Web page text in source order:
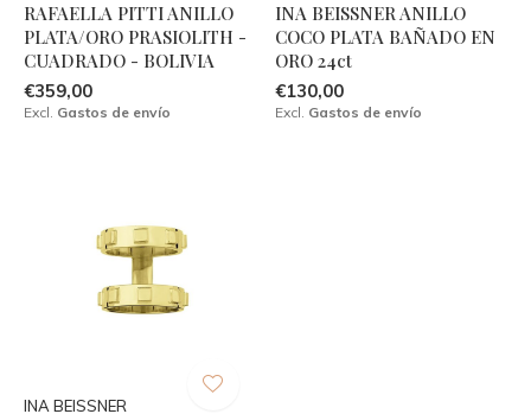
RAFAELLA PITTI ANILLO
PLATA/ORO PRASIOLITH -
CUADRADO - BOLIVIA
€359,00
Excl. Gastos de envío
INA BEISSNER ANILLO
COCO PLATA BAÑADO EN
ORO 24ct
€130,00
Excl. Gastos de envío
INA BEISSNER